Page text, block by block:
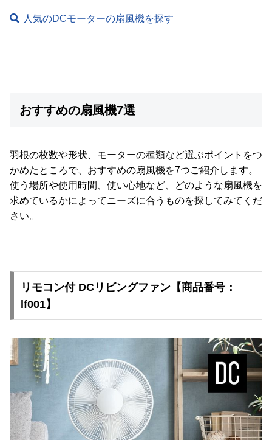
人気のDCモーターの扇風機を探す
おすすめの扇風機7選
羽根の枚数や形状、モーターの種類など選ぶポイントをつ
かめたところで、おすすめの扇風機を7つご紹介します。
使う場所や使用時間、使い心地など、どのような扇風機を
求めているかによってニーズに合うものを探してみてくだ
さい。
リモコン付 DCリビングファン【商品番号：
lf001】